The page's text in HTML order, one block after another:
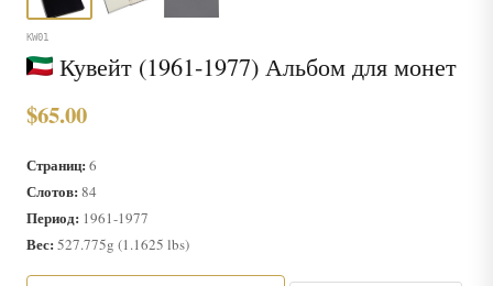
KW01
Кувейт (1961-1977) Альбом для монет
$65.00
Страниц:6
Слотов:84
Период: 1961-1977
Вес: 527.775g (1.1625 lbs)